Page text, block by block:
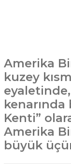
Amerika
kuzey
kenarında
Kenti”
Amerika
büyük